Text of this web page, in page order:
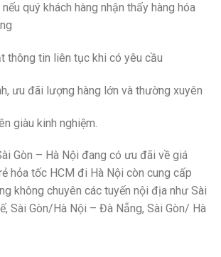
quý khách hàng nhận thấy hàng hóa
thông tin liên tục khi có yêu cầu
ưu đãi lượng hàng lớn và thường xuyên
giàu kinh nghiệm.
Gòn – Hà Nội đang có ưu đãi về giá
hỏa tốc HCM đi Hà Nội còn cung cấp
không chuyên các tuyến nội địa như Sài
Sài Gòn/Hà Nội – Đà Nẵng, Sài Gòn/ Hà